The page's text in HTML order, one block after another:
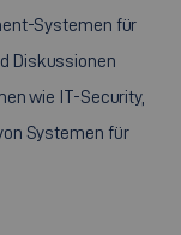
Systemen für
Diskussionen
wie IT-Security,
Systemen für